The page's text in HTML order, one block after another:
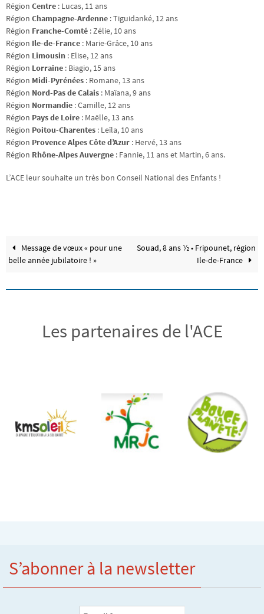
Région Centre : Lucas, 11 ans
Région Champagne-Ardenne : Tiguidanké, 12 ans
Région Franche-Comté : Zélie, 10 ans
Région Ile-de-France : Marie-Grâce, 10 ans
Région Limousin : Elise, 12 ans
Région Lorraine : Biagio, 15 ans
Région Midi-Pyrénées : Romane, 13 ans
Région Nord-Pas de Calais : Maïana, 9 ans
Région Normandie : Camille, 12 ans
Région Pays de Loire : Maëlle, 13 ans
Région Poitou-Charentes : Leïla, 10 ans
Région Provence Alpes Côte d’Azur : Hervé, 13 ans
Région Rhône-Alpes Auvergne : Fannie, 11 ans et Martin, 6 ans.
L’ACE leur souhaite un très bon Conseil National des Enfants !
Message de vœux « pour une
belle année jubilatoire ! »
Souad, 8 ans ½ • Fripounet, région
Ile-de-France
Les partenaires de l'ACE
S’abonner à la newsletter